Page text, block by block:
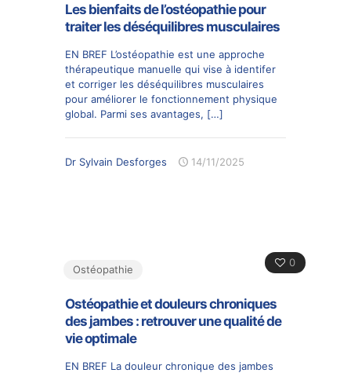
Les bienfaits de l’ostéopathie pour
traiter les déséquilibres musculaires
EN BREF L’ostéopathie est une approche
thérapeutique manuelle qui vise à identifer
et corriger les déséquilibres musculaires
pour améliorer le fonctionnement physique
global. Parmi ses avantages, […]
Dr Sylvain Desforges 14/11/2025
0
Ostéopathie
Ostéopathie et douleurs chroniques
des jambes : retrouver une qualité de
vie optimale
EN BREF La douleur chronique des jambes